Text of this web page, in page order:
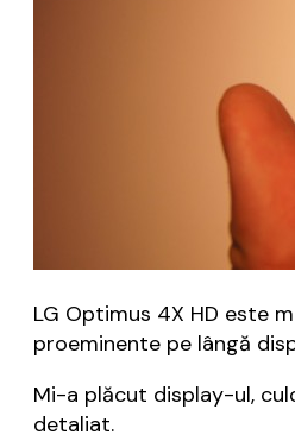
LG Optimus 4X HD este
proeminente pe lângă
Mi-a plăcut display-ul,
detaliat.